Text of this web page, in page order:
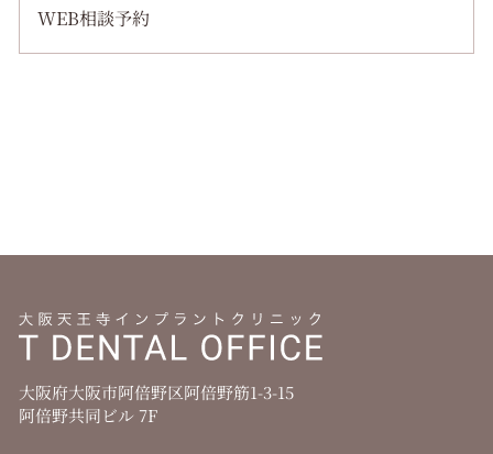
WEB相談予約
大阪府大阪市阿倍野区阿倍野筋1-3-15
阿倍野共同ビル 7F